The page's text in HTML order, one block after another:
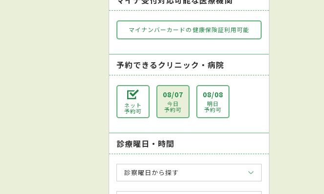
マイナンバーカードの健康保険証利用可能
予約できるクリニック・病院
ネット
予約可
08/07
今日
予約可
08/08
明日
予約可
診療曜日・時間
診察曜日から探す